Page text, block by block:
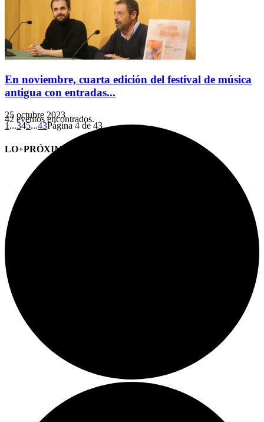
En noviembre, cuarta edición del festival de música
antigua con entradas...
25 octubre 2023
1...345...43Página 4 de 43
LO+PRÓXIMO (CITAS)
42 eventos encontrados.